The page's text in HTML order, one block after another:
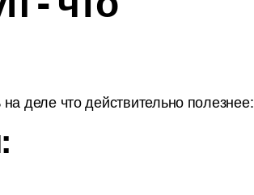
деле что действительно полезнее: